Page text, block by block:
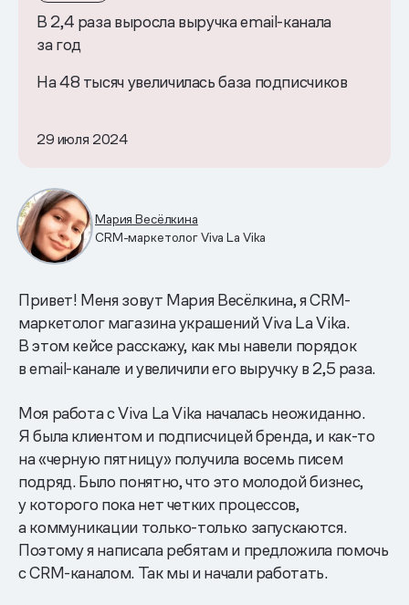
В 2,4 раза выросла выручка email-канала
за год
На 48 тысяч увеличилась база подписчиков
29 июля 2024
Мария Весёлкина
CRM-маркетолог Viva La Vika
Привет! Меня зовут Мария Весёлкина, я CRM-
маркетолог магазина украшений Viva La Vika.
В этом кейсе расскажу, как мы навели порядок
в email-канале и увеличили его выручку в 2,5 раза.
Моя работа с Viva La Vika началась неожиданно.
Я была клиентом и подписчицей бренда, и как-то
на «черную пятницу» получила восемь писем
подряд. Было понятно, что это молодой бизнес,
у которого пока нет четких процессов,
а коммуникации только-только запускаются.
Поэтому я написала ребятам и предложила помочь
с CRM-каналом. Так мы и начали работать.